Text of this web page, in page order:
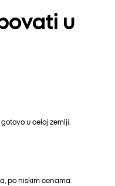
u
u celoj zemlji.
po niskim cenama.